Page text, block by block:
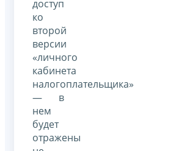
доступ
ко
второй
версии
«личного
кабинета
налогоплательщика»
— в
нем
будет
отражены